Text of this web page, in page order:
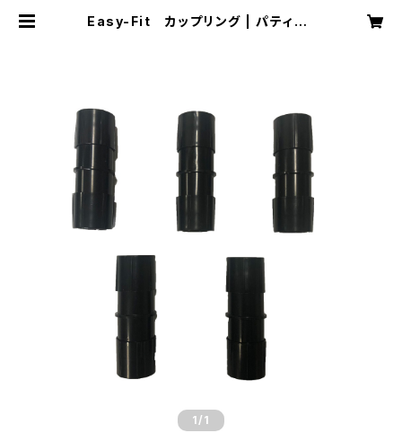
Easy-Fit カップリング | パティオ・
1 /1